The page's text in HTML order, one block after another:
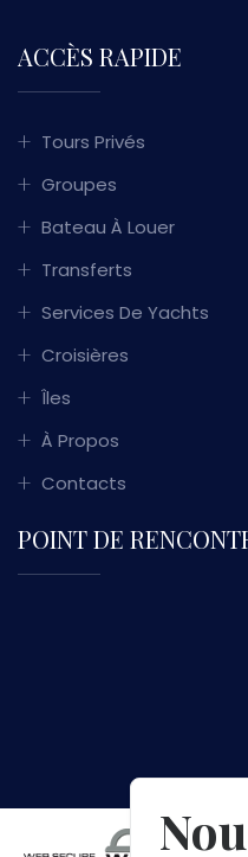
ACCÈS RAPIDE
Tours Privés
Groupes
Bateau À Louer
Transferts
Services De Yachts
Croisières
Îles
À Propos
Contacts
POINT DE